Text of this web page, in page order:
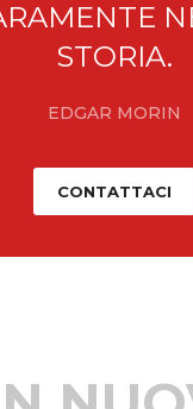
STORIA.
EDGAR MORIN
CONTATTACI